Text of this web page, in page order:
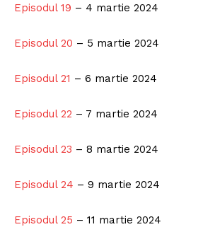
Episodul 19 – 4 martie 2024
Episodul 20 – 5 martie 2024
Episodul 21 – 6 martie 2024
Episodul 22 – 7 martie 2024
Episodul 23 – 8 martie 2024
Episodul 24 – 9 martie 2024
Episodul 25 – 11 martie 2024